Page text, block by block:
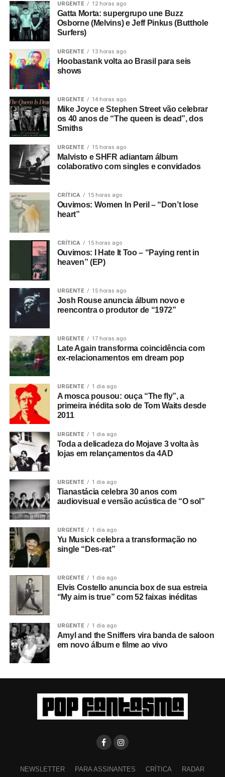
URGENTE 12 horas ago
Gatta Morta: supergrupo une Buzz
Osborne (Melvins) e Jeff Pinkus (Butthole
Surfers)
URGENTE 13 horas ago
Hoobastank volta ao Brasil para seis
shows
URGENTE 14 horas ago
Mike Joyce e Stephen Street vão celebrar
os 40 anos de “The queen is dead”, dos
Smiths
URGENTE 15 horas ago
Malvisto e SHFR adiantam álbum
colaborativo com singles e convidados
CRÍTICA 15 horas ago
Ouvimos: Women In Peril – “Don’t lose
heart”
CRÍTICA 15 horas ago
Ouvimos: I Hate It Too – “Paying rent in
heaven” (EP)
URGENTE 15 horas ago
Josh Rouse anuncia álbum novo e
reencontra o produtor de “1972”
URGENTE 17 horas ago
Late Again transforma coincidência com
ex-relacionamentos em dream pop
URGENTE 1 dia ago
A mosca pousou: ouça “The fly”, a
primeira inédita solo de Tom Waits desde
2011
URGENTE 1 dia ago
Toda a delicadeza do Mojave 3 volta às
lojas em relançamentos da 4AD
URGENTE 1 dia ago
Tianastácia celebra 30 anos com
audiovisual e versão acústica de “O sol”
URGENTE 1 dia ago
Yu Musick celebra a transformação no
single “Des-rat”
URGENTE 1 dia ago
Elvis Costello anuncia box de sua estreia
“My aim is true” com 52 faixas inéditas
URGENTE 1 dia ago
Amyl and the Sniffers vira banda de saloon
em novo álbum e filme ao vivo
NEWSLETTER PARA ASSINANTES CRÍTICA RADAR